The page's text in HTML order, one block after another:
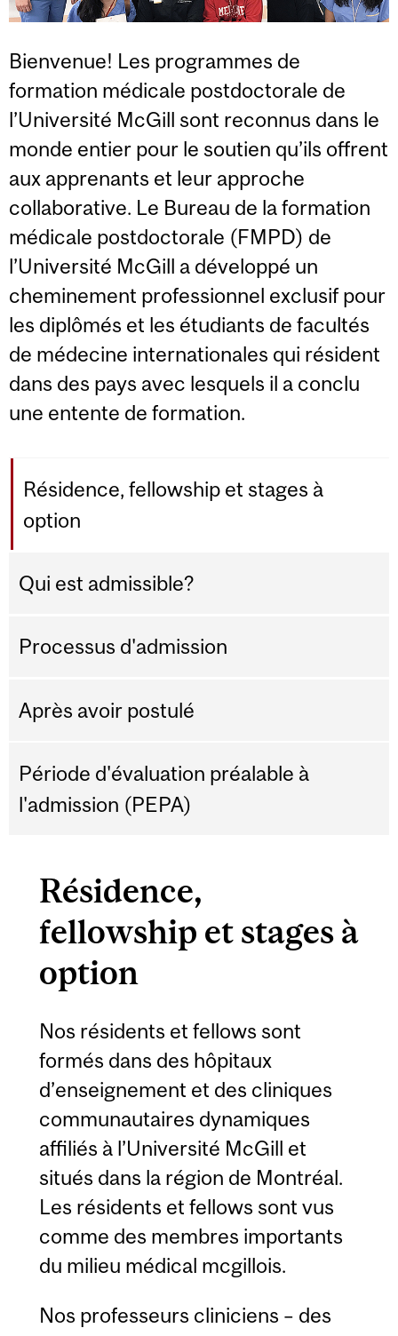
Bienvenue! Les programmes de
formation médicale postdoctorale de
l’Université McGill sont reconnus dans le
monde entier pour le soutien qu’ils offrent
aux apprenants et leur approche
collaborative. Le Bureau de la formation
médicale postdoctorale (FMPD) de
l’Université McGill a développé un
cheminement professionnel exclusif pour
les diplômés et les étudiants de facultés
de médecine internationales qui résident
dans des pays avec lesquels il a conclu
une entente de formation.
Résidence, fellowship et stages à
option
Qui est admissible?
Processus d'admission
Après avoir postulé
Période d'évaluation préalable à
l'admission (PEPA)
Résidence,
fellowship et stages à
option
Nos résidents et fellows sont
formés dans des hôpitaux
d’enseignement et des cliniques
communautaires dynamiques
affiliés à l’Université McGill et
situés dans la région de Montréal.
Les résidents et fellows sont vus
comme des membres importants
du milieu médical mcgillois.
Nos professeurs cliniciens – des